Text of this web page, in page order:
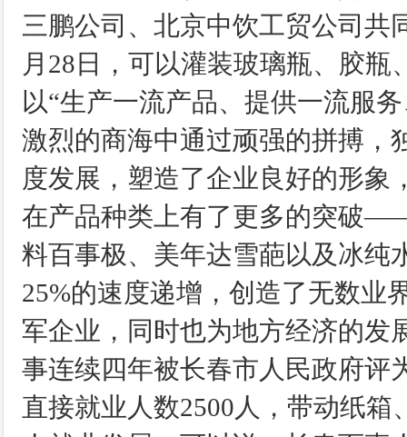
三鹏公司、北京中饮工贸公司共
月28日，可以灌装玻璃瓶、胶
以“生产一流产品、提供一流服
激烈的商海中通过顽强的拼搏，
度发展，塑造了企业良好的形象
在产品种类上有了更多的突破
料百事极、美年达雪葩以及冰纯
25%的速度递增，创造了无数业
军企业，同时也为地方经济的发
事连续四年被长春市人民政府评
直接就业人数2500人，带动纸